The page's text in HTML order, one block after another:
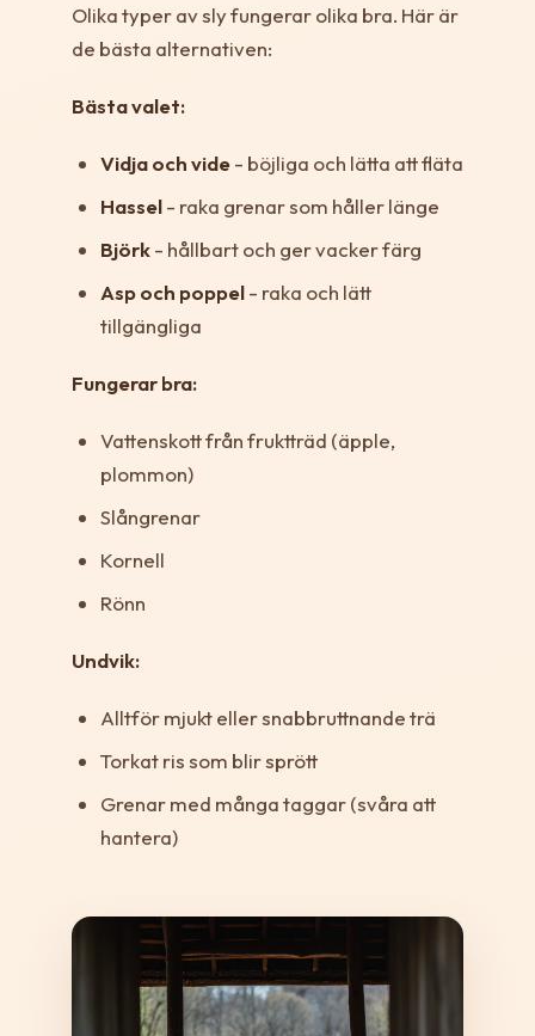
Olika typer av sly fungerar olika bra. Här är
de bästa alternativen:
Bästa valet:
Vidja och vide- böjliga och lätta att fläta
Hassel- raka grenar som håller länge
Björk- hållbart och ger vacker färg
Asp och poppel- raka och lätt
tillgängliga
Fungerar bra:
Vattenskott från fruktträd (äpple,
plommon)
Slångrenar
Kornell
Rönn
Undvik:
Alltför mjukt eller snabbruttnande trä
Torkat ris som blir sprött
Grenar med många taggar (svåra att
hantera)